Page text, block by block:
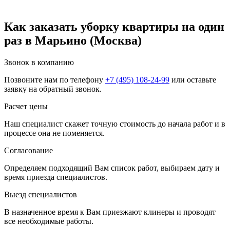
Как заказать уборку квартиры на один
раз в Марьино (Москва)
Звонок в компанию
Позвоните нам по телефону +7 (495) 108-24-99 или оставьте
заявку на обратный звонок.
Расчет цены
Наш специалист скажет точную стоимость до начала работ и в
процессе она не поменяется.
Согласование
Определяем подходящий Вам список работ, выбираем дату и
время приезда специалистов.
Выезд специалистов
В назначенное время к Вам приезжают клинеры и проводят
все необходимые работы.